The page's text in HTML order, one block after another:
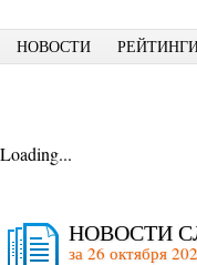
НОВОСТИ
Loading...
НОВОСТИ
за 26 октября